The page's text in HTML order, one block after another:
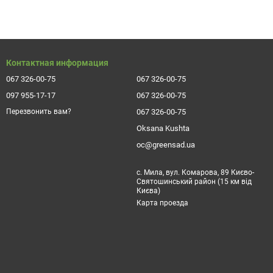
кроны-подушки до 25 см, с мелкими тонкими
молочно-белыми большими и очень ароматными цветами.
стелющийся вариант крупки с темно-желтыми цветами и
19-го столетия. Сегодня купить это растение можно и в
ею газоны, посевы декоративных злаков и трав. Это
быстрорастущими декоративниками, которые могут легко
Контактная информация
067 326-00-75
097 955-17-17
Перезвонить вам?
067 326-00-75
067 326-00-75
067 326-00-75
Oksana Kushta
oc@greensad.ua
с. Мила, вул. Комарова, 89 Києво-
Святошинський район (15 км від
Києва)
Карта проезда